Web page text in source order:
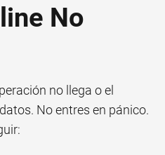
No
no llega o el
No entres en pánico.